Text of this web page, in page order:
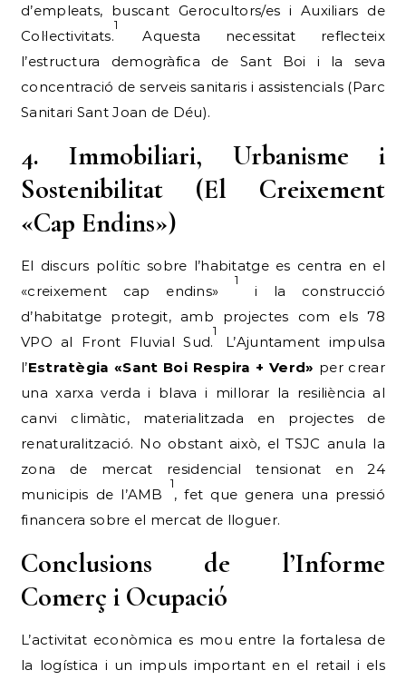
d’empleats, buscant Gerocultors/es i Auxiliars de
Col·lectivitats.
1
Aquesta necessitat reflecteix
l’estructura demogràfica de Sant Boi i la seva
concentració de serveis sanitaris i assistencials (Parc
Sanitari Sant Joan de Déu).
4. Immobiliari, Urbanisme i
Sostenibilitat (El Creixement
«Cap Endins»)
El discurs polític sobre l’habitatge es centra en el
«creixement cap endins»
1
i la construcció
d’habitatge protegit, amb projectes com els 78
VPO al Front Fluvial Sud.
1
L’Ajuntament impulsa
l’Estratègia «Sant Boi Respira + Verd» per crear
una xarxa verda i blava i millorar la resiliència al
canvi climàtic, materialitzada en projectes de
renaturalització. No obstant això, el TSJC anula la
zona de mercat residencial tensionat en 24
municipis de l’AMB
1
, fet que genera una pressió
financera sobre el mercat de lloguer.
Conclusions de l’Informe
Comerç i Ocupació
L’activitat econòmica es mou entre la fortalesa de
la logística i un impuls important en el retail i els